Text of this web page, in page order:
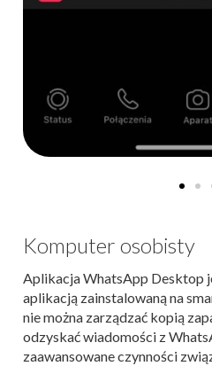
Komputer osobisty
Aplikacja WhatsApp Desktop
aplikacją zainstalowaną na
nie można zarządzać kopią
odzyskać wiadomości z
zaawansowane czynności